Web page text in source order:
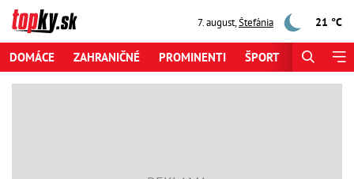
7. august,Štefánia 21 °C
DOMÁCE ZAHRANIČNÉ PROMINENTI ŠPORT